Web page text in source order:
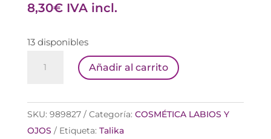
8,30€ IVA incl.
13 disponibles
Añadir al carrito
SKU: 989827 Categoría: COSMÉTICA LABIOS Y
OJOS
Etiqueta: Talika